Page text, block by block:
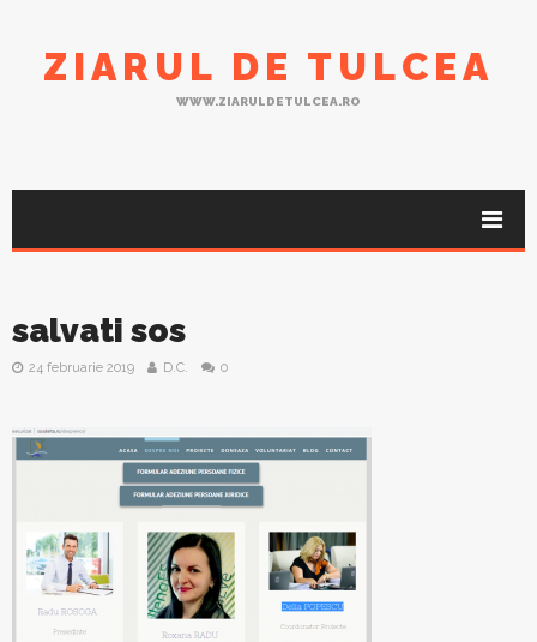
ZIARUL DE TULCEA
WWW.ZIARULDETULCEA.RO
salvati sos
24 februarie 2019 D.C. 0